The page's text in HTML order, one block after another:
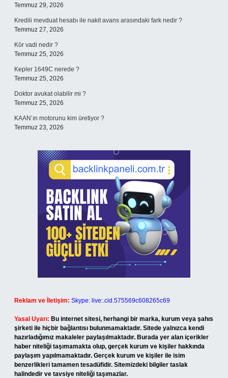
Temmuz 29, 2026
Kredili mevduat hesabı ile nakit avans arasındaki fark nedir ?
Temmuz 27, 2026
Kör vadi nedir ?
Temmuz 25, 2026
Kepler 1649C nerede ?
Temmuz 25, 2026
Doktor avukat olabilir mi ?
Temmuz 25, 2026
KAAN’ın motorunu kim üretiyor ?
Temmuz 23, 2026
Reklam ve İletişim: Skype: live:.cid.575569c608265c69
Yasal Uyarı: Bu internet sitesi, herhangi bir marka, kurum veya şahıs
şirketi ile hiçbir bağlantısı bulunmamaktadır. Sitede yalnızca kendi
hazırladığımız makaleler paylaşılmaktadır. Burada yer alan içerikler
haber niteliği taşımamakta olup, gerçek kurum ve kişiler hakkında
paylaşım yapılmamaktadır. Gerçek kurum ve kişiler ile isim
benzerlikleri tamamen tesadüfidir. Sitemizdeki bilgiler taslak
halindedir ve tavsiye niteliği taşımazlar.